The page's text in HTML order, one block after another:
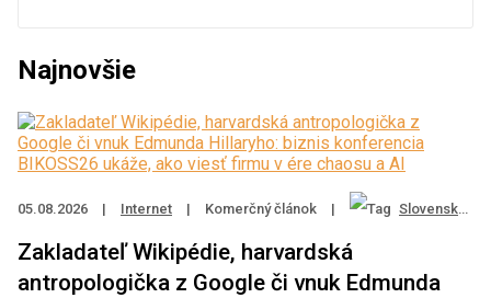
Najnovšie
05.08.2026 | Internet | Komerčný článok | Slovenská sporiteľňa
Zakladateľ Wikipédie, harvardská
antropologička z Google či vnuk Edmunda